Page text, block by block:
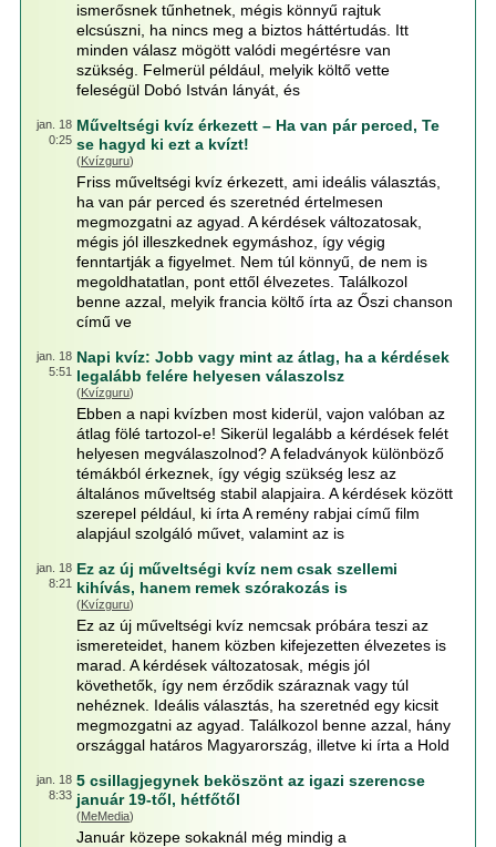
ismerősnek tűnhetnek, mégis könnyű rajtuk
elcsúszni, ha nincs meg a biztos háttértudás. Itt
minden válasz mögött valódi megértésre van
szükség. Felmerül például, melyik költő vette
feleségül Dobó István lányát, és
jan. 18
0:25
Műveltségi kvíz érkezett – Ha van pár perced, Te
se hagyd ki ezt a kvízt!
(Kvízguru)
Friss műveltségi kvíz érkezett, ami ideális választás,
ha van pár perced és szeretnéd értelmesen
megmozgatni az agyad. A kérdések változatosak,
mégis jól illeszkednek egymáshoz, így végig
fenntartják a figyelmet. Nem túl könnyű, de nem is
megoldhatatlan, pont ettől élvezetes. Találkozol
benne azzal, melyik francia költő írta az Őszi chanson
című ve
jan. 18
5:51
Napi kvíz: Jobb vagy mint az átlag, ha a kérdések
legalább felére helyesen válaszolsz
(Kvízguru)
Ebben a napi kvízben most kiderül, vajon valóban az
átlag fölé tartozol-e! Sikerül legalább a kérdések felét
helyesen megválaszolnod? A feladványok különböző
témákból érkeznek, így végig szükség lesz az
általános műveltség stabil alapjaira. A kérdések között
szerepel például, ki írta A remény rabjai című film
alapjául szolgáló művet, valamint az is
jan. 18
8:21
Ez az új műveltségi kvíz nem csak szellemi
kihívás, hanem remek szórakozás is
(Kvízguru)
Ez az új műveltségi kvíz nemcsak próbára teszi az
ismereteidet, hanem közben kifejezetten élvezetes is
marad. A kérdések változatosak, mégis jól
követhetők, így nem érződik száraznak vagy túl
nehéznek. Ideális választás, ha szeretnéd egy kicsit
megmozgatni az agyad. Találkozol benne azzal, hány
országgal határos Magyarország, illetve ki írta a Hold
jan. 18
8:33
5 csillagjegynek beköszönt az igazi szerencse
január 19-től, hétfőtől
(MeMedia)
Január közepe sokaknál még mindig a